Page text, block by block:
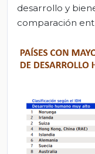
desarrollo y
comparación